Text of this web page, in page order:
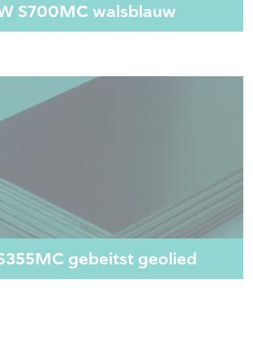
S700MC walsblauw
gebeitst geolied